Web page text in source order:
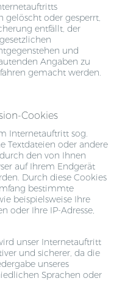
gelöscht oder gesperrt,
entfällt, der
und
Angaben zu
gemacht werden.
Cookies
Internetauftritt sog.
Textdateien oder andere
den von Ihnen
auf Ihrem Endgerät
Durch diese Cookies
bestimmte
beispielsweise Ihre
oder Ihre IP-Adresse,
unser Internetauftritt
und sicherer, da die
unseres
Sprachen oder